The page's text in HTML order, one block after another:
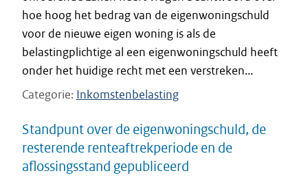
hoe hoog het bedrag van de eigenwoningschuld
voor de nieuwe eigen woning is als de
belastingplichtige al een eigenwoningschuld heeft
onder het huidige recht met een verstreken...
Categorie Inkomstenbelasting
Standpunt over de eigenwoningschuld, de
resterende renteaftrekperiode en de
aflossingsstand gepubliceerd